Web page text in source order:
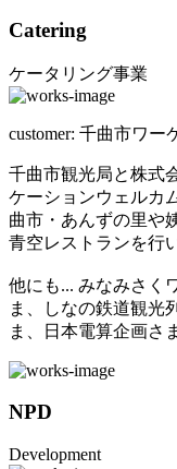
Catering
ケータリング事業
customer: 千曲市ワー
千曲市観光局と株式
ケーションウェルカ
曲市・あんずの里や
青空レストランを行
他にも... みなみさく
ま、しなの鉄道観光
ま、日本電算企画さ
NPD
Development